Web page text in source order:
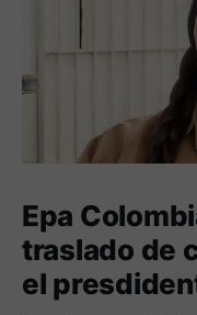
Epa
traslado de
el